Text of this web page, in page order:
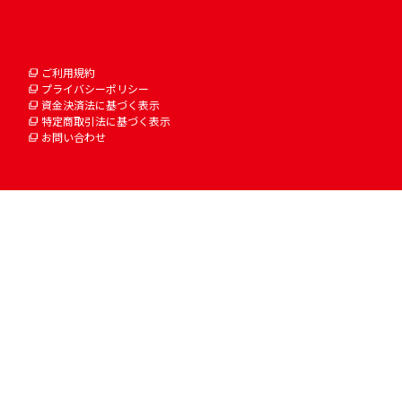
ご利用規約
プライバシーポリシー
資金決済法に基づく表示
特定商取引法に基づく表示
お問い合わせ